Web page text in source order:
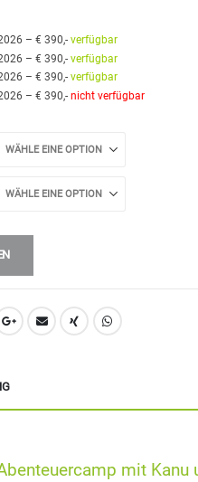
– € 390,- verfügbar
– € 390,- verfügbar
– € 390,- verfügbar
– € 390,- nicht verfügbar
mit Kanu